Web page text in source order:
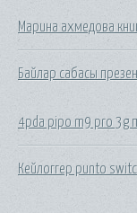
Марина ахмедова
Байлар сабасы
4pda pipo m9 pro 3g
Кейлоггер punto